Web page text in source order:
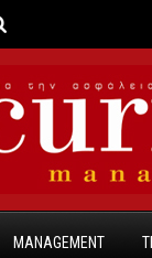
MANAGEMENT